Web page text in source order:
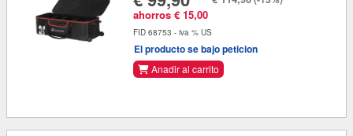
ahorros € 15,00
FID 68753 - iva % US
El producto se bajo peticion
Anadir al carrito